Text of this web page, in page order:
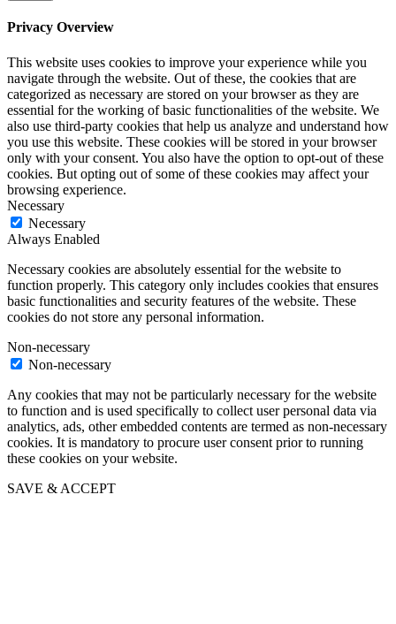
Privacy Overview
This website uses cookies to improve your experience while you
navigate through the website. Out of these, the cookies that are
categorized as necessary are stored on your browser as they are
essential for the working of basic functionalities of the website. We
also use third-party cookies that help us analyze and understand how
you use this website. These cookies will be stored in your browser
only with your consent. You also have the option to opt-out of these
cookies. But opting out of some of these cookies may affect your
browsing experience.
Necessary
Necessary
Always Enabled
Necessary cookies are absolutely essential for the website to
function properly. This category only includes cookies that ensures
basic functionalities and security features of the website. These
cookies do not store any personal information.
Non-necessary
Non-necessary
Any cookies that may not be particularly necessary for the website
to function and is used specifically to collect user personal data via
analytics, ads, other embedded contents are termed as non-necessary
cookies. It is mandatory to procure user consent prior to running
these cookies on your website.
SAVE & ACCEPT